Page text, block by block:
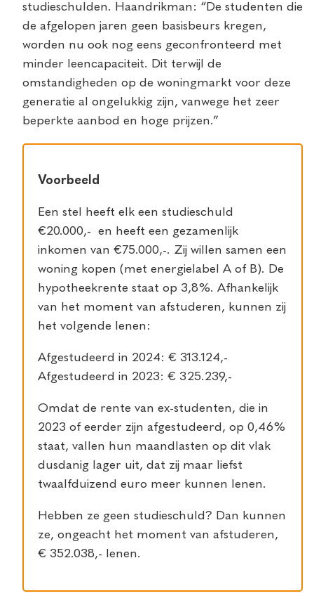
studieschulden. Haandrikman: “De studenten die
de afgelopen jaren geen basisbeurs kregen,
worden nu ook nog eens geconfronteerd met
minder leencapaciteit. Dit terwijl de
omstandigheden op de woningmarkt voor deze
generatie al ongelukkig zijn, vanwege het zeer
beperkte aanbod en hoge prijzen.”
Voorbeeld
Een stel heeft elk een studieschuld
€20.000,- en heeft een gezamenlijk
inkomen van €75.000,-. Zij willen samen een
woning kopen (met energielabel A of B). De
hypotheekrente staat op 3,8%. Afhankelijk
van het moment van afstuderen, kunnen zij
het volgende lenen:
Afgestudeerd in 2024: € 313.124,-
Afgestudeerd in 2023: € 325.239,-
Omdat de rente van ex-studenten, die in
2023 of eerder zijn afgestudeerd, op 0,46%
staat, vallen hun maandlasten op dit vlak
dusdanig lager uit, dat zij maar liefst
twaalfduizend euro meer kunnen lenen.
Hebben ze geen studieschuld? Dan kunnen
ze, ongeacht het moment van afstuderen,
€ 352.038,- lenen.